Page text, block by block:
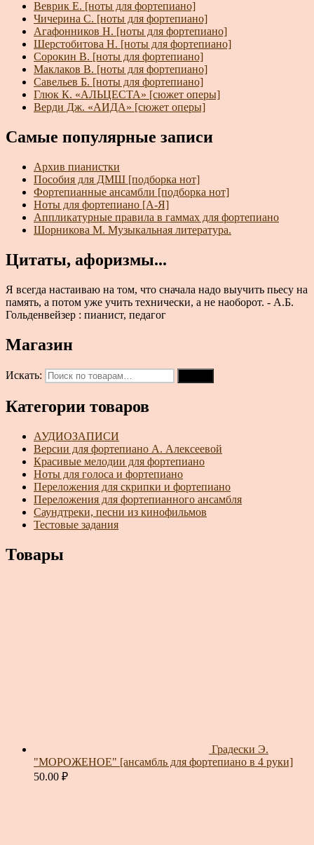
Веврик Е. [ноты для фортепиано]
Чичерина С. [ноты для фортепиано]
Агафонников Н. [ноты для фортепиано]
Шерстобитова Н. [ноты для фортепиано]
Сорокин В. [ноты для фортепиано]
Маклаков В. [ноты для фортепиано]
Савельев Б. [ноты для фортепиано]
Глюк К. «АЛЬЦЕСТА» [сюжет оперы]
Верди Дж. «АИДА» [сюжет оперы]
Самые популярные записи
Архив пианистки
Пособия для ДМШ [подборка нот]
Фортепианные ансамбли [подборка нот]
Ноты для фортепиано [А-Я]
Аппликатурные правила в гаммах для фортепиано
Шорникова М. Музыкальная литература.
Цитаты, афоризмы...
Я всегда настаиваю на том, что сначала надо выучить пьесу на
память, а потом уже учить технически, а не наоборот. - А.Б.
Гольденвейзер : пианист, педагог
Магазин
Искать:
Категории товаров
АУДИОЗАПИСИ
Версии для фортепиано А. Алексеевой
Красивые мелодии для фортепиано
Ноты для голоса и фортепиано
Переложения для скрипки и фортепиано
Переложения для фортепианного ансамбля
Саундтреки, песни из кинофильмов
Тестовые задания
Товары
Градески Э.
"МОРОЖЕНОЕ" [ансамбль для фортепиано в 4 руки]
50.00 ₽